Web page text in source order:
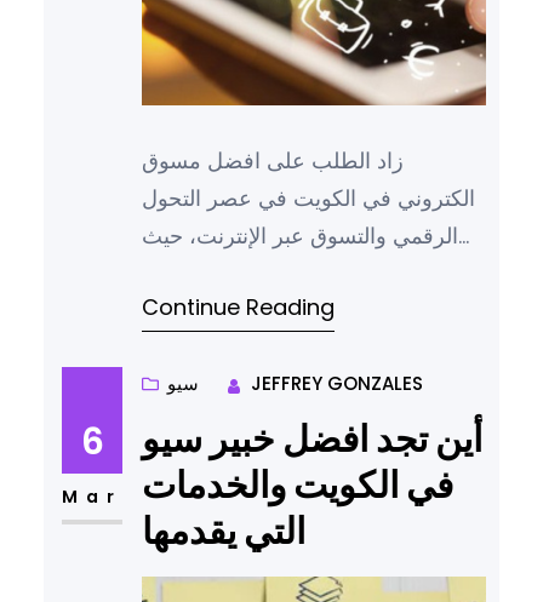
زاد الطلب على افضل مسوق
الكتروني في الكويت في عصر التحول
الرقمي والتسوق عبر الإنترنت، حيث
تبني استراتيجيات تسويقية مبتكرة
مبيعاتها، وفي الكويت، تبرز شركة
ماجيك ديجيتال كإحدى الشركات الرائدة
في مجال البرمجة والتسويق الرقمي،
حيث تقدم حلول شاملة ومتكاملة
Continue Reading
6
Mar
سيو JEFFREY GONZALES
أين تجد افضل خبير سيو
في الكويت والخدمات
التي يقدمها